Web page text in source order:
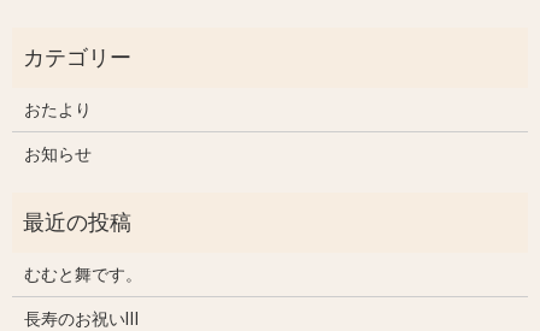
おたより
お知らせ
むむと舞です。
長寿のお祝いⅢ